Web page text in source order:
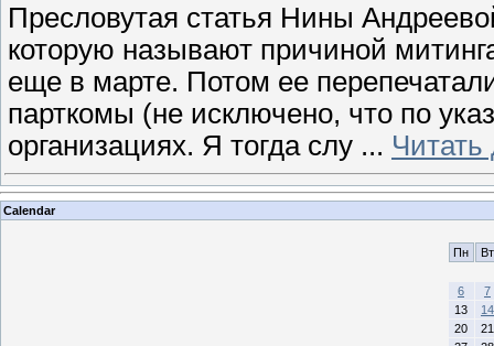
Пресловутая статья Нины
которую называют причиной
еще в марте. Потом ее
парткомы (не исключено, что по
организациях. Я тогда слу ...
Calendar
Пн Вт
6
7
13
14
20
21